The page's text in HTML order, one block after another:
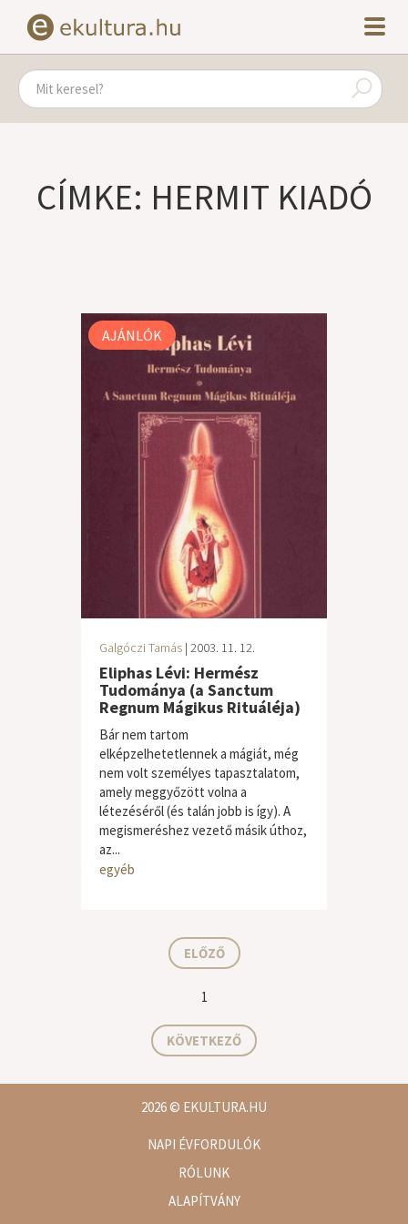
CÍMKE: HERMIT KIADÓ
AJÁNLÓK
Galgóczi Tamás | 2003. 11. 12.
Eliphas Lévi: Hermész
Tudománya (a Sanctum
Regnum Mágikus Rituáléja)
Bár nem tartom
elképzelhetetlennek a mágiát, még
nem volt személyes tapasztalatom,
amely meggyőzött volna a
létezéséről (és talán jobb is így). A
megismeréshez vezető másik úthoz,
az...
egyéb
ELŐZŐ
1
KÖVETKEZŐ
2026© EKULTURA.HU
NAPI ÉVFORDULÓK
RÓLUNK
ALAPÍTVÁNY